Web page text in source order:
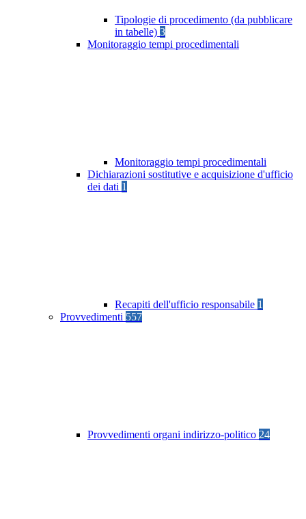
Tipologie di procedimento (da pubblicare
in tabelle) 3
Monitoraggio tempi procedimentali
Monitoraggio tempi procedimentali
Dichiarazioni sostitutive e acquisizione d'ufficio
dei dati 1
Recapiti dell'ufficio responsabile 1
Provvedimenti 557
Provvedimenti organi indirizzo-politico 24